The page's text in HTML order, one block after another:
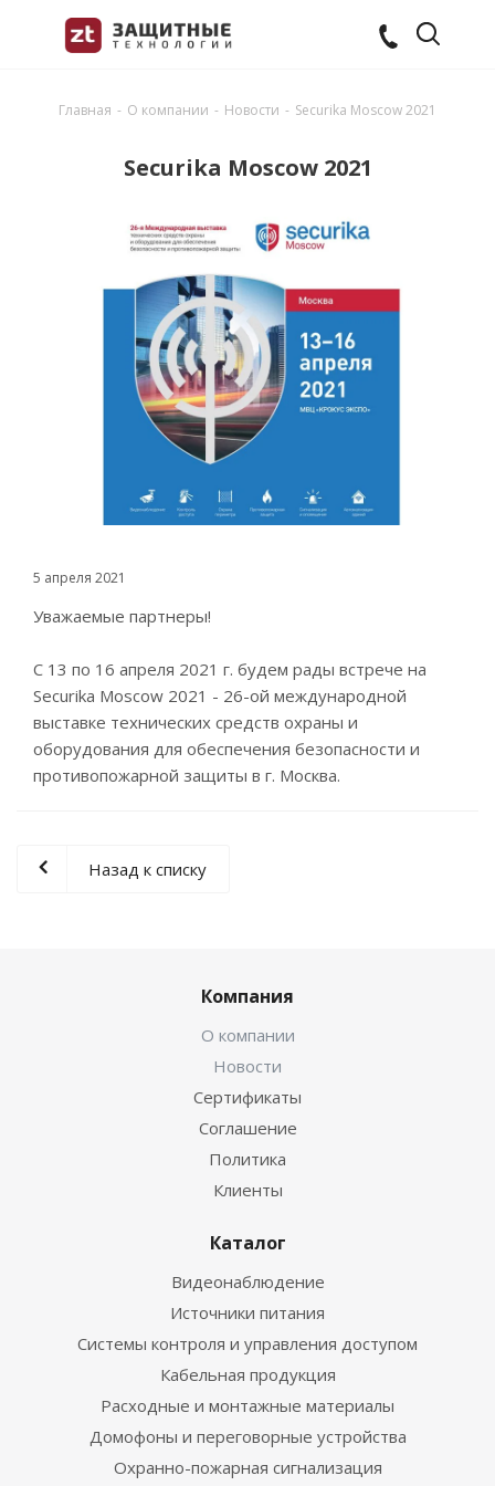
Главная - О компании - Новости - Securika Moscow 2021
Securika Moscow 2021
5 апреля 2021
Уважаемые партнеры!
С 13 по 16 апреля 2021 г. будем рады встрече на
Securika Moscow 2021 - 26-ой международной
выставке технических средств охраны и
оборудования для обеспечения безопасности и
противопожарной защиты в г. Москва.
Назад к списку
Компания
О компании
Новости
Сертификаты
Соглашение
Политика
Клиенты
Каталог
Видеонаблюдение
Источники питания
Системы контроля и управления доступом
Кабельная продукция
Расходные и монтажные материалы
Домофоны и переговорные устройства
Охранно-пожарная сигнализация